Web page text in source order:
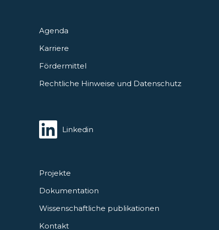
Projekte
Dokumentation
Wissenschaftliche publikationen
Kontakt
Agenda
Karriere
Fördermittel
Rechtliche Hinweise und Datenschutz
Linkedin